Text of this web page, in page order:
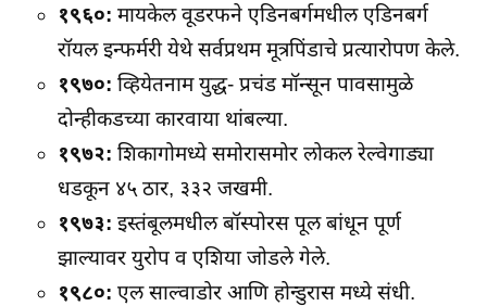
१९६०: मायकेल वूडरफने एडिनबर्गमधील एडिनबर्ग
रॉयल इन्फर्मरी येथे सर्वप्रथम मूत्रपिंडाचे प्रत्यारोपण केले.
१९७०: व्हियेतनाम युद्ध- प्रचंड मॉन्सून पावसामुळे
दोन्हीकडच्या कारवाया थांबल्या.
१९७२: शिकागोमध्ये समोरासमोर लोकल रेल्वेगाड्या
धडकून ४५ ठार, ३३२ जखमी.
१९७३: इस्तंबूलमधील बॉस्पोरस पूल बांधून पूर्ण
झाल्यावर युरोप व एशिया जोडले गेले.
१९८०: एल साल्वाडोर आणि होन्डुरास मध्ये संधी.